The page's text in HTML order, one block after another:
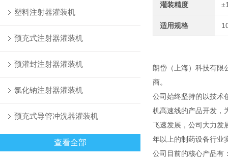
塑料注射器灌装机
预充式注射器灌装机
预灌封注射器灌装机
氯化钠注射器灌装机
预充式导管冲洗器灌装机
查看全部
灌装精度
适用规格
朗岱（上海）科技有限
商。
公司始终坚持的以技术
机高速线的产品开发，
飞速发展，公司大力发
年以上的制药设备行业
公司目前的核心产品有